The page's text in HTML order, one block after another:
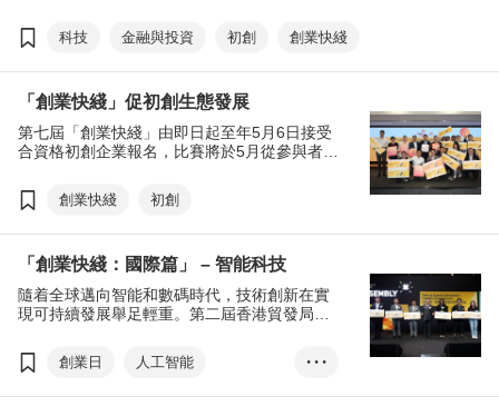
科技 金融與投資 初創 創業快綫
「創業快綫」促初創生態發展
第七屆「創業快綫」由即日起至年5月6日接受
合資格初創企業報名，比賽將於5月從參與者中
「十優」初創，全力協助優勝初創開拓國際市
場的商機。
創業快綫 初創
「創業快綫：國際篇」 – 智能科技
隨着全球邁向智能和數碼時代，技術創新在實
現可持續發展舉足輕重。第二屆香港貿發局
初創，當中包括以智能科技勝出的企業 ——開
發商用車智能滑板底盤的中國內地初創北緯三
創業日
人工智能
智慧城市
汽車及零部件
• • •